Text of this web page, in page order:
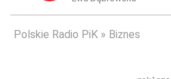
Polskie Radio PiK Biznes